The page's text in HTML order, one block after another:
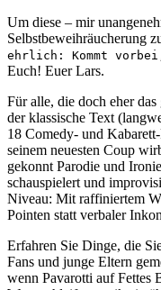
Um diese – mir
Selbstbeweihräucherung
ehrlich: Kommt
Euch! Euer Lars.
Für alle, die doch eher
der klassische Text
18 Comedy- und
seinem neuesten Coup
gekonnt Parodie und
schauspielert und
Niveau: Mit raffiniertem
Pointen statt verbaler
Erfahren Sie Dinge, die
Fans und junge Eltern
wenn Pavarotti auf Fettes